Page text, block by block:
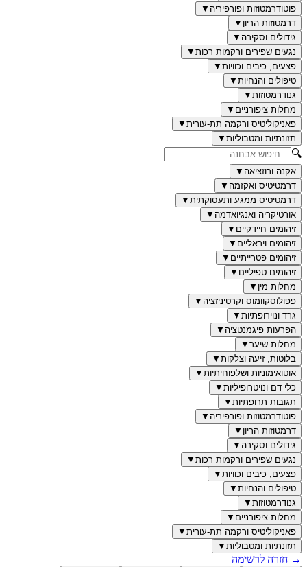
פוטודרמטוזות ופורפיריה ▼
דרמטוזות הריון ▼
גידולים וסקירה ▼
נגעים שפירים ורקמות רכות ▼
פצעים, כיבים וכוויות ▼
טיפולים והנחיות ▼
גנודרמטוזות ▼
מחלות ציפורניים ▼
פאניקוליטיס ורקמה תת-עורית ▼
תזונתיות ומטבוליות ▼
🔍
אקנה ורוזציאה ▼
דרמטיטיס ואקזמה ▼
דרמטיטיס ממגע ותעסוקתית ▼
אורטיקריה ואנגיואדמה ▼
זיהומים חיידקיים ▼
זיהומים ויראליים ▼
זיהומים פטרייתיים ▼
זיהומים טפיליים ▼
מחלות מין ▼
פפולוסקוומוס וקרטיניזציה ▼
גרד ונוירופתיות ▼
הפרעות פיגמנטציה ▼
מחלות שיער ▼
בלוטות, זיעה וצלקות ▼
אוטואימוניות ושלפוחיתיות ▼
כלי דם ונויטרופיליות ▼
תגובות תרופתיות ▼
פוטודרמטוזות ופורפיריה ▼
דרמטוזות הריון ▼
גידולים וסקירה ▼
נגעים שפירים ורקמות רכות ▼
פצעים, כיבים וכוויות ▼
טיפולים והנחיות ▼
גנודרמטוזות ▼
מחלות ציפורניים ▼
פאניקוליטיס ורקמה תת-עורית ▼
תזונתיות ומטבוליות ▼
→ חזרה לרשימה